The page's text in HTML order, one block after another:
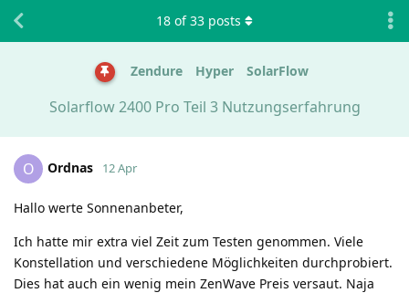
Zendure Hyper SolarFlow
Solarflow 2400 Pro Teil 3 Nutzungserfahrung
18 of33 posts
O Ordnas 12 Apr
Hallo werte Sonnenanbeter,
Ich hatte mir extra viel Zeit zum Testen genommen. Viele
Konstellation und verschiedene Möglichkeiten durchprobiert.
Dies hat auch ein wenig mein ZenWave Preis versaut. Naja